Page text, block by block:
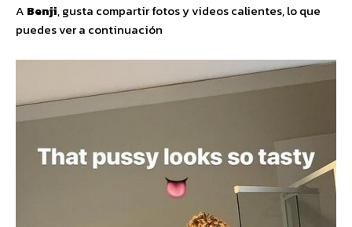
A Benji, gusta compartir fotos y videos calientes, lo que
puedes ver a continuación